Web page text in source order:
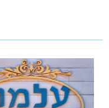
עלמה
אם אתם מחפשים
קסום, אירופאי
האידיאלי בשבילכם